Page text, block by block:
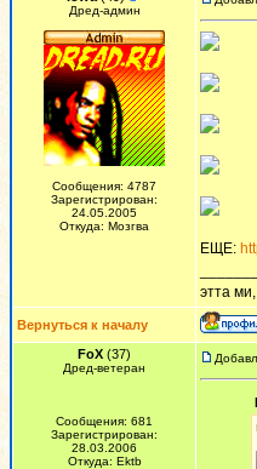
Дред-админ
Сообщения: 4787
Зарегистрирован:
24.05.2005
Откуда: Мозгва
ЕЩЕ:
этта
Вернуться к началу
FoX (37)
Дред-ветеран
Сообщения: 681
Зарегистрирован:
28.03.2006
Откуда: Ektb